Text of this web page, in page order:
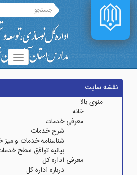
نقشه سایت
منوی بالا
خانه
معرفی خدمات
شرح خدمات
شناسنامه خدمات و میز
بیانیه توافق سطح
معرفی اداره کل
درباره اداره کل